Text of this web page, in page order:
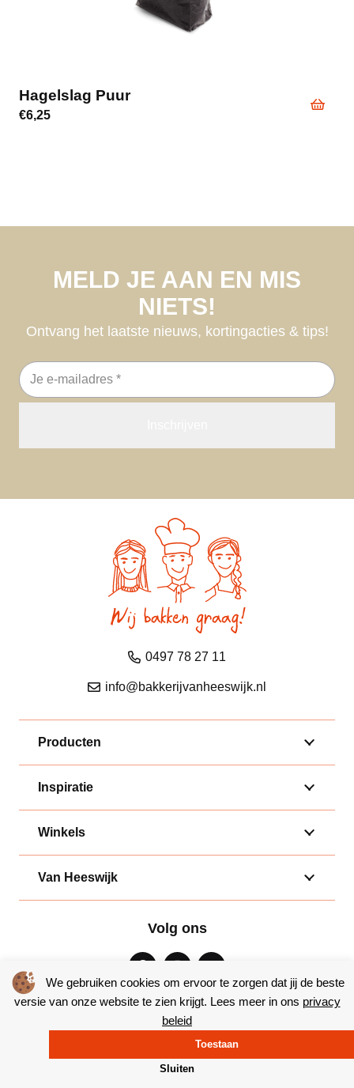
We gebruiken cookies om ervoor te zorgen dat jij de beste
versie van onze website te zien krijgt. Lees meer in ons privacy
beleid
Toestaan
Sluiten
Hagelslag Puur
€6,25
MELD JE AAN EN MIS
NIETS!
Ontvang het laatste nieuws, kortingacties & tips!
E-
mailadres
0497 78 27 11
info@bakkerijvanheeswijk.nl
Producten
Inspiratie
Winkels
Van Heeswijk
Volg ons
© Copyright 2026 – Bakkerij van Heeswijk |Website door Yooker